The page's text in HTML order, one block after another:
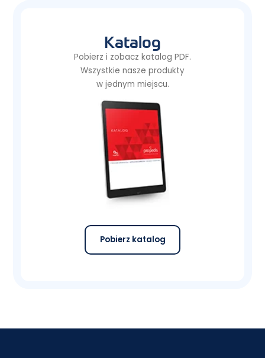
Katalog
Pobierz i zobacz katalog PDF.
Wszystkie nasze produkty
w jednym miejscu.
Pobierz katalog